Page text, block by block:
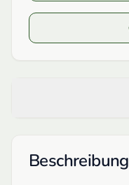
Beschreibung